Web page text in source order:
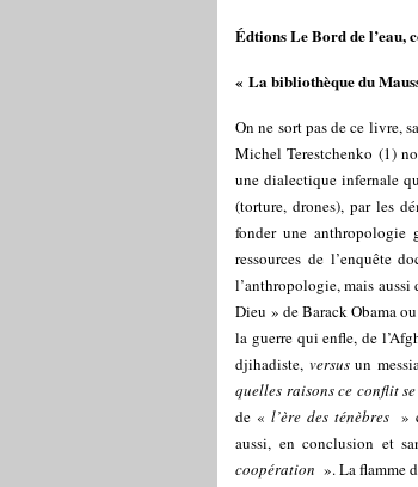
Édtions Le Bord de l’eau,
« La bibliothèque du
On ne sort pas de ce livre,
Michel Terestchenko (1)
une dialectique infernale
(torture, drones), par les
fonder une anthropologie
ressources de l’enquête
l’anthropologie, mais
Dieu » de Barack Obama
la guerre qui enfle, de
djihadiste, versusun
quelles raisons ce conflit
de «l’ère des ténèbres »
aussi, en conclusion et
coopération ». La flamme